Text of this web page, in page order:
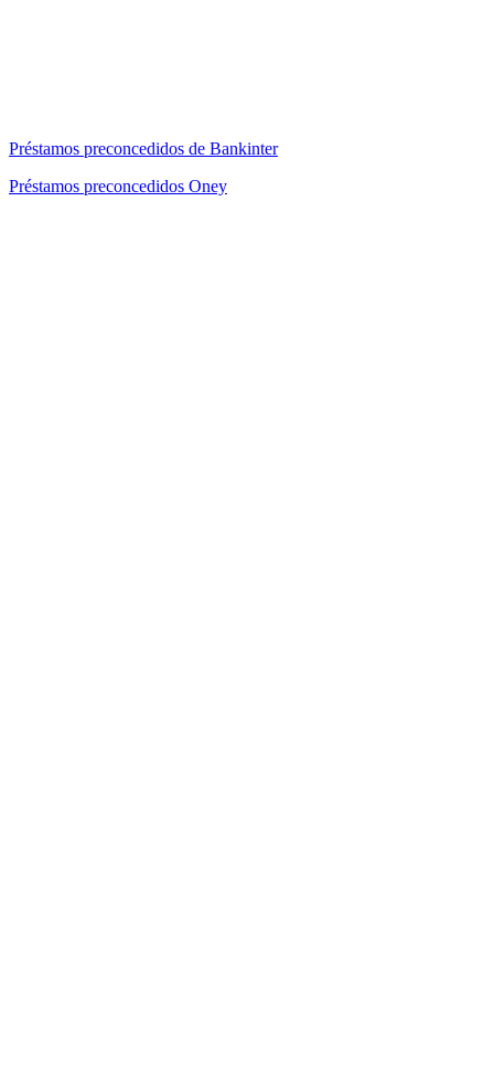
Préstamos preconcedidos de Bankinter
Préstamos preconcedidos Oney